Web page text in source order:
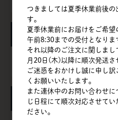
カー
カートは空です
カテ
つきましては夏季休業前後の
す。
夏季休業前にお届けをご希
午前8:30までの受付となりま
それ以降のご注文に関しま
月20日(木)以降に順次発送さ
ご迷惑をおかけし誠に申し
くお願いいたします。
また連休中のお問い合わせ
じ日程にて順次対応させてい
ださい。